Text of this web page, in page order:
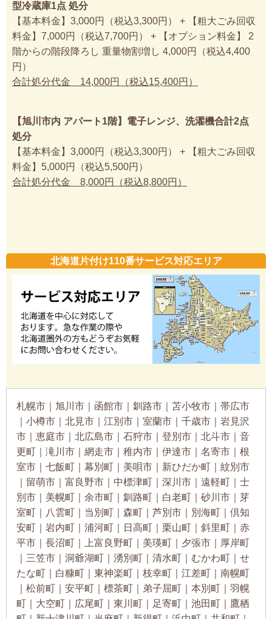
型冷蔵庫1点 処分
【基本料金】3,000円（税込3,300円） + 【粗大ごみ回収
料金】7,000円（税込7,700円） + 【オプション料金】 2
階からの階段降ろし 重量物割増し 4,000円（税込4,400
円）
合計処分代金 14,000円（税込15,400円）
【旭川市内 アパート1階】電子レンジ、洗濯機合計2点
処分
【基本料金】3,000円（税込3,300円） + 【粗大ごみ回収
料金】5,000円（税込5,500円）
合計処分代金 8,000円（税込8,800円）
北海道片付け110番サービス対応エリア
札幌市｜旭川市｜函館市｜釧路市｜苫小牧市｜帯広市
｜小樽市｜北見市｜江別市｜室蘭市｜千歳市｜岩見沢
市｜恵庭市｜北広島市｜石狩市｜登別市｜北斗市｜音
更町｜滝川市｜網走市｜稚内市｜伊達市｜名寄市｜根
室市｜七飯町｜幕別町｜美唄市｜新ひだか町｜紋別市
｜留萌市｜富良野市｜中標津町｜深川市｜遠軽町｜士
別市｜美幌町｜余市町｜釧路町｜白老町｜砂川市｜芽
室町｜八雲町｜当別町｜森町｜芦別市｜別海町｜倶知
安町｜岩内町｜浦河町｜日高町｜栗山町｜斜里町｜赤
平市｜長沼町｜上富良野町｜美瑛町｜夕張市｜厚岸町
｜三笠市｜洞爺湖町｜湧別町｜清水町｜むかわ町｜せ
たな町｜白糠町｜東神楽町｜枝幸町｜江差町｜南幌町
｜松前町｜安平町｜標茶町｜弟子屈町｜本別町｜羽幌
町｜大空町｜広尾町｜東川町｜足寄町｜池田町｜鷹栖